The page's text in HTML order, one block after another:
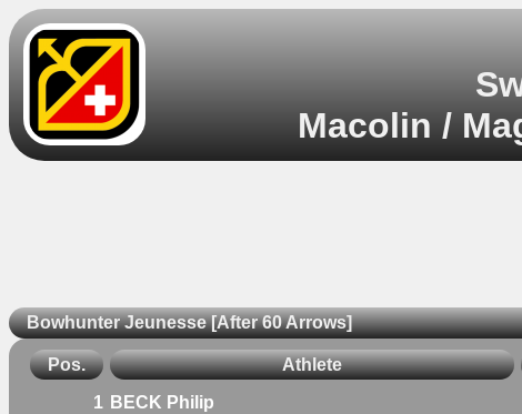
Macolin /
Bowhunter Jeunesse [After 60 Arrows]
Pos. Athlete
1 BECK Philip